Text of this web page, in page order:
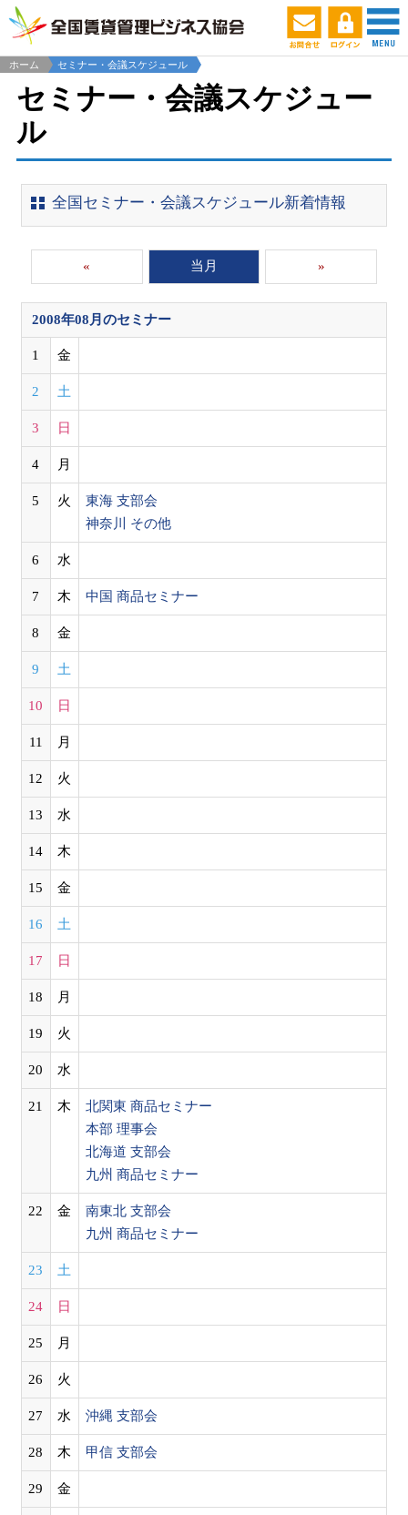
ホーム セミナー・会議スケジュール
セミナー・会議スケジュー
ル
全国セミナー・会議スケジュール新着情報
« 当月 »
2008年08月のセミナー
1 金
2 土
3 日
4 月
5 火
東海 支部会
神奈川 その他
6 水
7 木 中国 商品セミナー
8 金
9 土
10 日
11 月
12 火
13 水
14 木
15 金
16 土
17 日
18 月
19 火
20 水
21 木
北関東 商品セミナー
本部 理事会
北海道 支部会
九州 商品セミナー
22 金
南東北 支部会
九州 商品セミナー
23 土
24 日
25 月
26 火
27 水 沖縄 支部会
28 木 甲信 支部会
29 金